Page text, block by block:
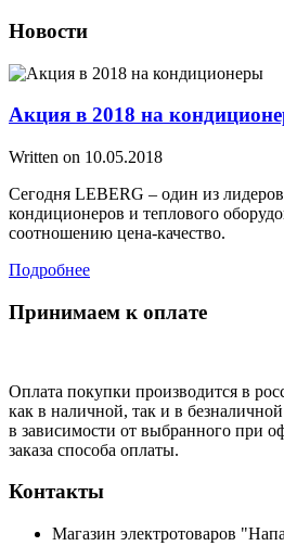
Новости
Акция в 2018 на
Written on 10.05.2018
Сегодня LEBERG – один из
кондиционеров и теплового
соотношению цена-качество.
Подробнее
Принимаем к оплате
Оплата покупки производится в
как в наличной, так и в
в зависимости от выбранного при
заказа способа оплаты.
Контакты
Магазин электротоваров